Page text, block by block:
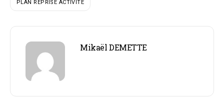
PLAN REPRISE ACTIVITÉ
Mikaël DEMETTE